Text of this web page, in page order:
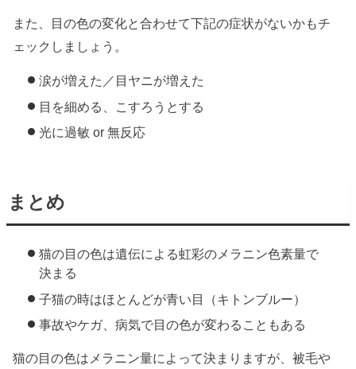
また、目の色の変化と合わせて下記の症状がないかもチ
ェックしましょう。
涙が増えた／目ヤニが増えた
目を細める、こすろうとする
光に過敏 or 無反応
まとめ
猫の目の色は遺伝による虹彩のメラニン色素量で
決まる
子猫の時はほとんどが青い目（キトンブルー）
事故やケガ、病気で目の色が変わることもある
猫の目の色はメラニン量によって決まりますが、被毛や